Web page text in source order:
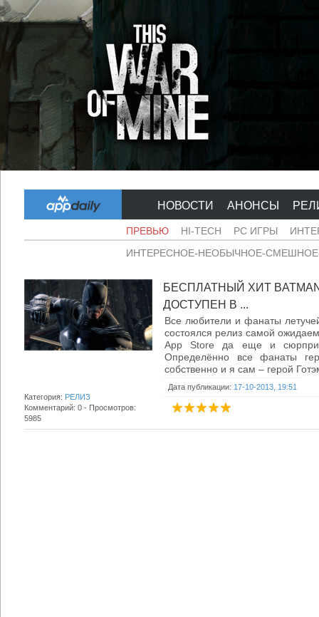
НОВОСТИ АНОНСЫ
ПРЕВЬЮ HI-TECH PC ИГРЫ
ИНТЕРЕСНОЕ-НЕОБЫЧНОЕ-
БЕСПЛАТНЫЙ ХИТ
ДОСТУПЕН В ...
Все любители и фанаты
состоялся релиз самой
App Store да еще и
Определённо все фанаты
собственно и я сам – герой
Дата публикации: 17-10-2013, 19:51
Категория: РЕЛИЗ
Комментарий: 0 - Просмотров:
5985